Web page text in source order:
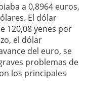
a 0,8964 euros,
El dólar
120,08 yenes por
el dólar
del euro, se
problemas de
los principales